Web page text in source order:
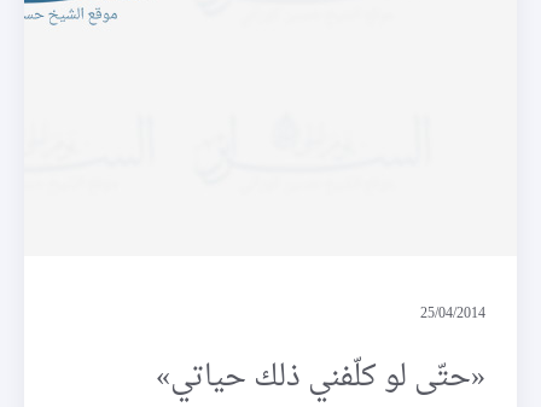
25/04/2014
«حتّى لو كلّفني ذلك حياتي»